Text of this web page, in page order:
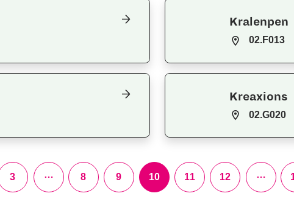
Kralenpen
02.F013
Kreaxions
02.G020
3 … 8 9 10 11 12 …